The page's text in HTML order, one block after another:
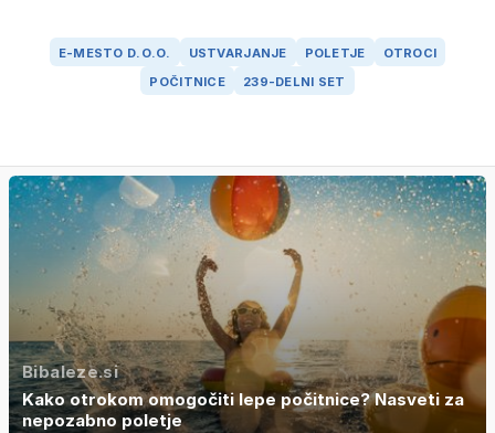
E-MESTO D.O.O. USTVARJANJE POLETJE
OTROCI
POČITNICE
239-DELNI SET
Bibaleze.si
Kako otrokom omogočiti lepe počitnice? Nasveti za
nepozabno poletje